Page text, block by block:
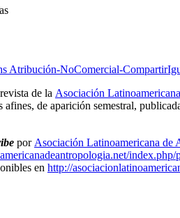
Atribución-NoComercial-
de la Asociación
de aparición semestral,
por Asociación Latinoamericana de
en http://